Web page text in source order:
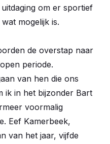
om er sportief
mogelijk is.
de overstap naar
periode.
van hen die ons
ik in het bijzonder Bart
voormalig
Eef Kamerbeek,
van het jaar, vijfde